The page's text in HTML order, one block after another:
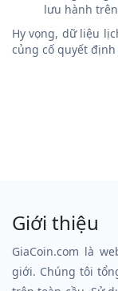
lưu hành
Hy vọng, dữ liệu
củng cố quyết định
Giới thiệu
GiaCoin.com là
giới. Chúng tôi